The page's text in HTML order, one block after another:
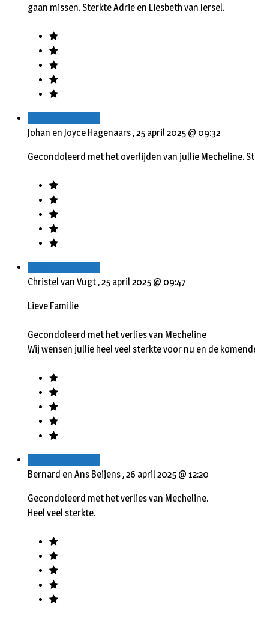
gaan missen. Sterkte Adrie en Liesbeth van Iersel.
Johan en Joyce Hagenaars ,25 april 2025 @ 09:32
Gecondoleerd met het overlijden van jullie Mecheline.
Christel van Vugt ,25 april 2025 @ 09:47
Lieve Familie
Gecondoleerd met het verlies van Mecheline
Wij wensen jullie heel veel sterkte voor nu en de
Bernard en Ans Beijens ,26 april 2025 @ 12:20
Gecondoleerd met het verlies van Mecheline.
Heel veel sterkte.